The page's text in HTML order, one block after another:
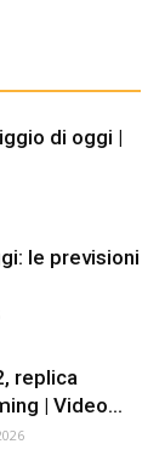
di oggi |
le previsioni
replica
| Video...